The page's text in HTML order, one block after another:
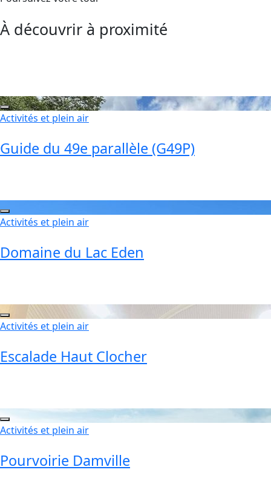
À découvrir à proximité
Activités et plein air
Guide du 49e parallèle (G49P)
Activités et plein air
Domaine du Lac Eden
Activités et plein air
Escalade Haut Clocher
Activités et plein air
Pourvoirie Damville